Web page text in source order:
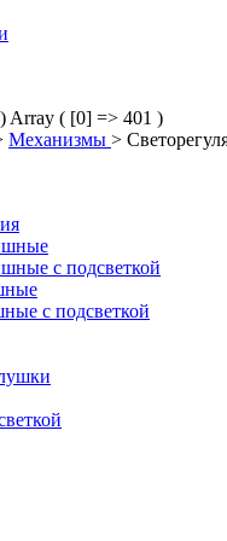
Array ( [0] => 401 )
Механизмы >
с подсветкой
с подсветкой